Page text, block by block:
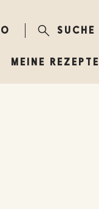
SUCHE
MEINE REZEPTE